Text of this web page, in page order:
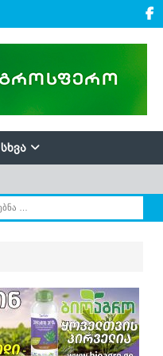
ᲡᲮᲕᲐ